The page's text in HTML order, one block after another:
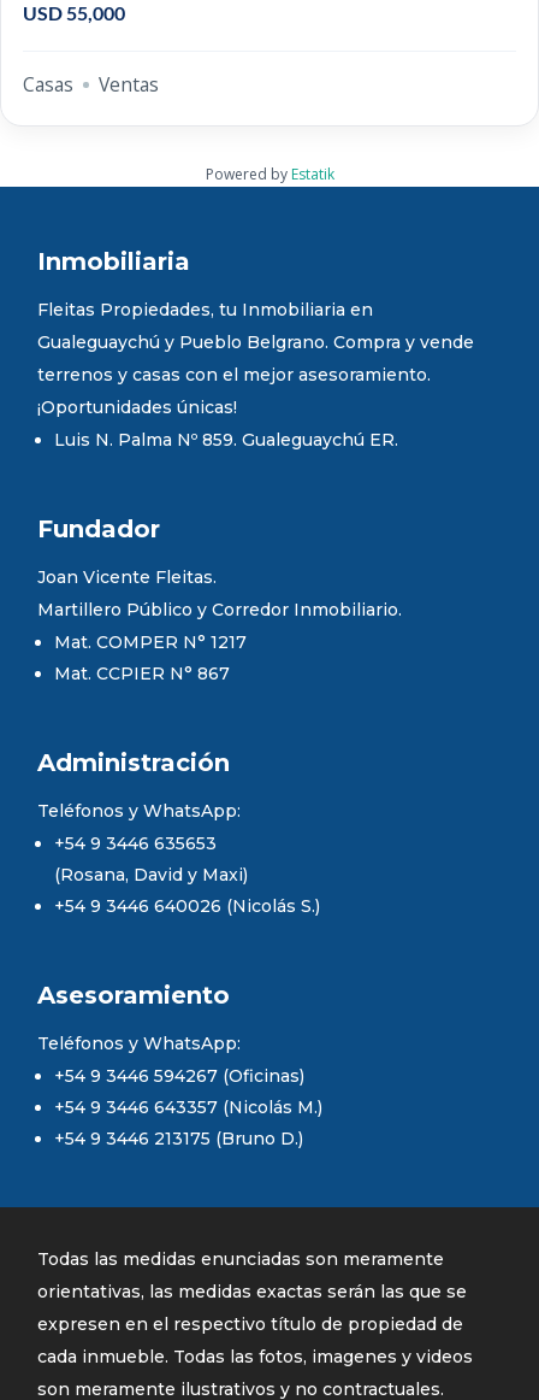
USD 55,000
Casas Ventas
Powered by Estatik
Inmobiliaria
Fleitas Propiedades, tu Inmobiliaria en
Gualeguaychú y Pueblo Belgrano. Compra y vende
terrenos y casas con el mejor asesoramiento.
¡Oportunidades únicas!
Luis N. Palma Nº 859. Gualeguaychú ER.
Fundador
Joan Vicente Fleitas.
Martillero Público y Corredor Inmobiliario.
Mat. COMPER N° 1217
Mat. CCPIER N° 867
Administración
Teléfonos y WhatsApp:
+54 9 3446 635653
(Rosana, David y Maxi)
+54 9 3446 640026 (Nicolás S.)
Asesoramiento
Teléfonos y WhatsApp:
+54 9 3446 594267 (Oficinas)
+54 9 3446 643357 (Nicolás M.)
+54 9 3446 213175 (Bruno D.)
Todas las medidas enunciadas son meramente
orientativas, las medidas exactas serán las que se
expresen en el respectivo título de propiedad de
cada inmueble. Todas las fotos, imagenes y videos
son meramente ilustrativos y no contractuales.